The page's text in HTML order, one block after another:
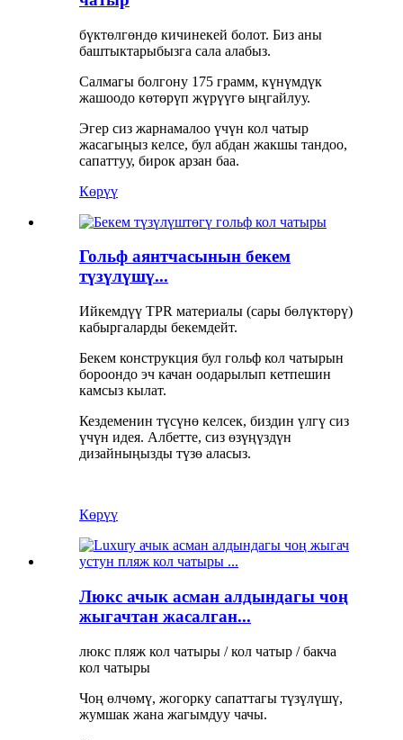
бүктөлгөндө кичинекей болот. Биз аны
баштыктарыбызга сала алабыз.
Салмагы болгону 175 грамм, күнүмдүк
жашоодо көтөрүп жүрүүгө ыңгайлуу.
Эгер сиз жарнамалоо үчүн кол чатыр
жасагыңыз келсе, бул абдан жакшы тандоо,
сапаттуу, бирок арзан баа.
Көрүү
Гольф аянтчасынын бекем
түзүлүшү...
Ийкемдүү TPR материалы (сары бөлүктөрү)
кабыргаларды бекемдейт.
Бекем конструкция бул гольф кол чатырын
бороондо эч качан оодарылып кетпешин
камсыз кылат.
Кездеменин түсүнө келсек, биздин үлгү сиз
үчүн идея. Албетте, сиз өзүңүздүн
дизайныңызды түзө аласыз.
Көрүү
Люкс ачык асман алдындагы чоң
жыгачтан жасалган...
люкс пляж кол чатыры / кол чатыр / бакча
кол чатыры
Чоң өлчөмү, жогорку сапаттагы түзүлүшү,
жумшак жана жагымдуу чачы.